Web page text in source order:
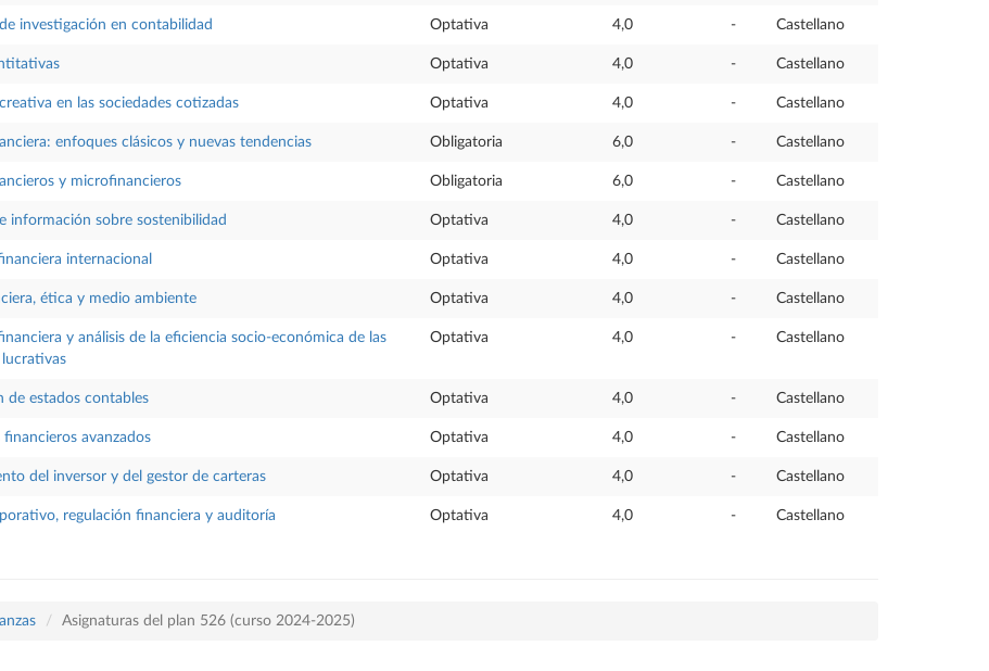
investigación en contabilidad Optativa 4,0 - Castellano
Optativa 4,0 - Castellano
en las sociedades cotizadas Optativa 4,0 - Castellano
enfoques clásicos y nuevas tendencias Obligatoria 6,0 - Castellano
y microfinancieros Obligatoria 6,0 - Castellano
información sobre sostenibilidad Optativa 4,0 - Castellano
internacional Optativa 4,0 - Castellano
ética y medio ambiente Optativa 4,0 - Castellano
y análisis de la eficiencia socio-económica de las
Optativa 4,0 - Castellano
de estados contables Optativa 4,0 - Castellano
financieros avanzados Optativa 4,0 - Castellano
del inversor y del gestor de carteras Optativa 4,0 - Castellano
regulación financiera y auditoría Optativa 4,0 - Castellano
Asignaturas del plan 526 (curso 2024-2025)